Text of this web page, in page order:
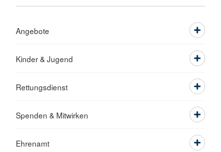
Angebote
Kinder & Jugend
Rettungsdienst
Spenden & Mitwirken
Ehrenamt